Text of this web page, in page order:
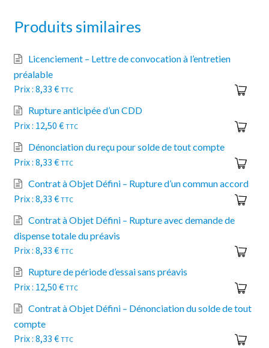
Produits similaires
Licenciement – Lettre de convocation à l’entretien
préalable
8,33 € TTC
Rupture anticipée d’un CDD
12,50 € TTC
Dénonciation du reçu pour solde de tout compte
8,33 € TTC
Contrat à Objet Défini – Rupture d’un commun accord
8,33 € TTC
Contrat à Objet Défini – Rupture avec demande de
dispense totale du préavis
8,33 € TTC
Rupture de période d’essai sans préavis
12,50 € TTC
Contrat à Objet Défini – Dénonciation du solde de tout
compte
8,33 € TTC